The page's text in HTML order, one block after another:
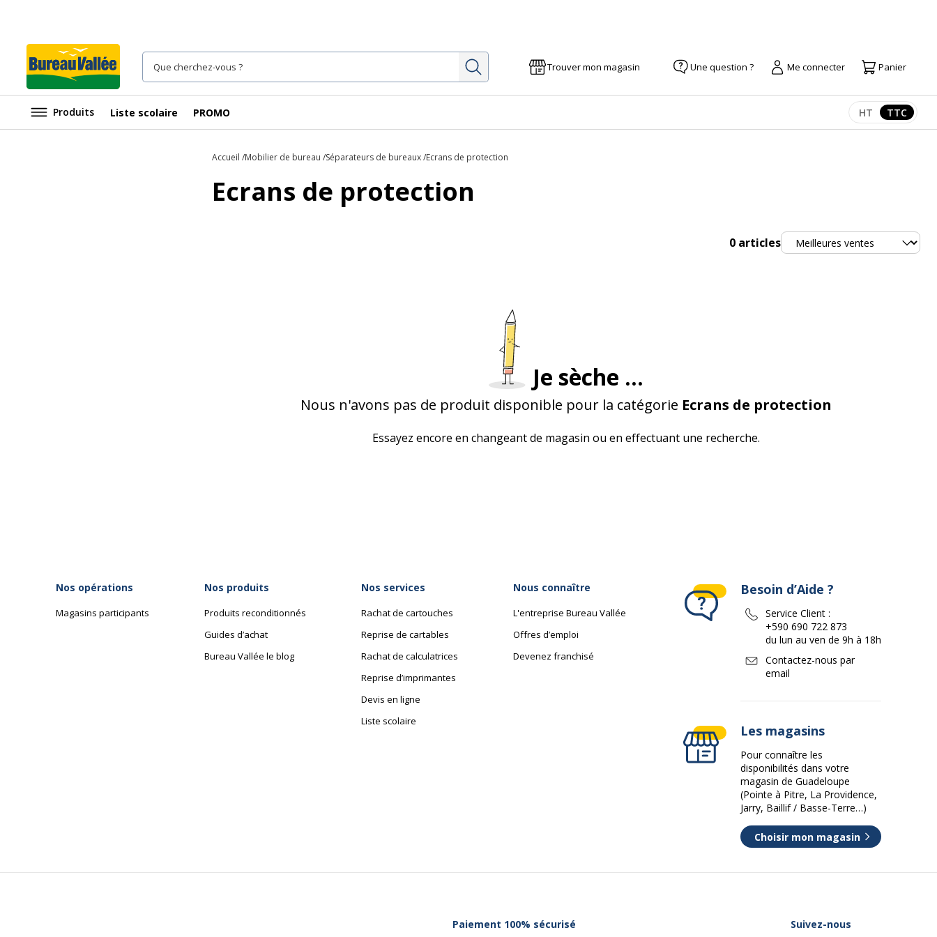
Rechercher Trouver mon magasin Une question ? Me connecter Panier
Produits Liste scolaire PROMO Afficher les
HT TTC
Accueil Mobilier de bureau Séparateurs de bureaux Ecrans de protection
Ecrans de protection
0 articlesTrier
Je sèche ...
Nous n'avons pas de produit disponible pour la catégorie Ecrans de protection
Essayez encore en changeant de magasin ou en effectuant une recherche.
Nos opérations
Magasins participants
Nos produits
Produits reconditionnés
Guides d’achat
Bureau Vallée le blog
Nos services
Rachat de cartouches
Reprise de cartables
Rachat de calculatrices
Reprise d’imprimantes
Devis en ligne
Liste scolaire
Nous connaître
L'entreprise Bureau Vallée
Offres d’emploi
Devenez franchisé
Besoin d’Aide ?
Service Client :
+590 690 722 873
du lun au ven de 9h à 18h
Contactez-nous par
email
Les magasins
Pour connaître les
disponibilités dans votre
magasin de Guadeloupe
(Pointe à Pitre, La Providence,
Jarry, Baillif / Basse-Terre…)
Choisir mon magasin
Paiement 100% sécurisé Suivez-nous